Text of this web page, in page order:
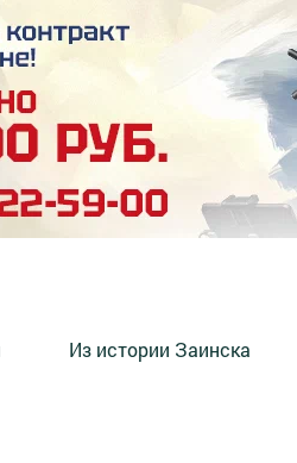
Из истории Заинска